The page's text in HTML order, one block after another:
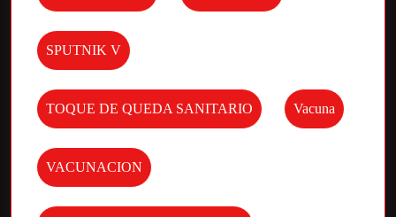
SPUTNIK V
TOQUE DE QUEDA SANITARIO Vacuna
VACUNACION